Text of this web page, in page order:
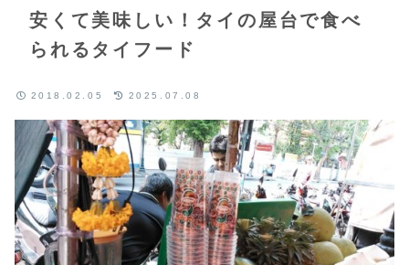
安くて美味しい！タイの屋台で食べ
られるタイフード
2018.02.05 2025.07.08